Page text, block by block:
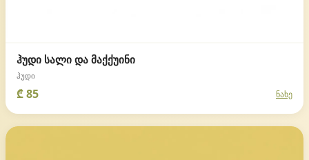
ჰუდი სალი და მაქქუინი
ჰუდი
₾ 85 ნახე